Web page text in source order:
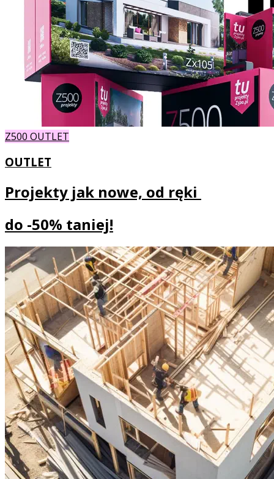
Z500 OUTLET
OUTLET
Projekty jak nowe, od ręki
do -50% taniej!